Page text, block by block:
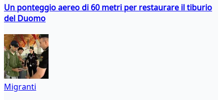
Un ponteggio aereo di 60 metri per restaurare il tiburio
del Duomo
Migranti